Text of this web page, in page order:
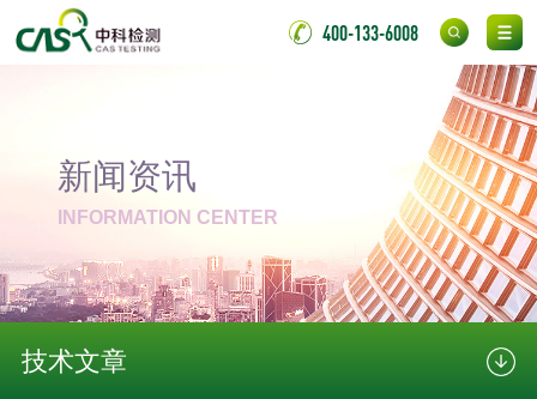
400-133-6008
新闻资讯
INFORMATION CENTER
技术文章
室温固化（硫化）
金属材料质量检测 金属硬度测试
金属材料检测 喷嘴检测
保险柜检测 气弹簧检测